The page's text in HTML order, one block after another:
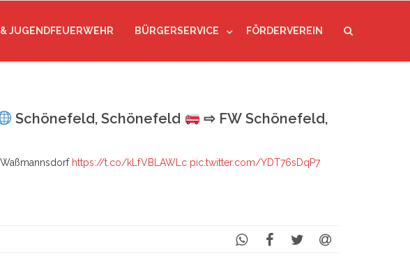
JUGENDFEUERWEHR BÜRGERSERVICE FÖRDERVEREIN
Schönefeld, Schönefeld
⇨ FW Schönefeld,
https://t.co/kLfVBLAWLc pic.twitter.com/YDT76sDqP7